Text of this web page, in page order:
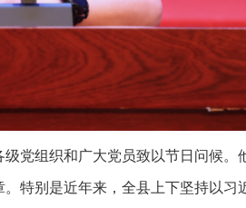
组织和广大党员致以节日问候。
特别是近年来，全县上下坚持以习